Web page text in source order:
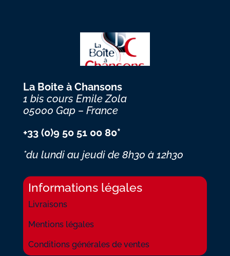
La Boite à Chansons
1 bis cours Emile Zola
05000 Gap – France
+33 (0)9 50 51 00 80*
*du lundi au jeudi de 8h30 à 12h30
Informations légales
Livraisons
Mentions légales
Conditions générales de ventes